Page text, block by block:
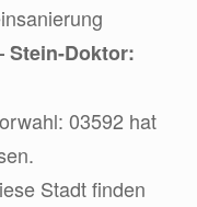
Stein-Doktor:
03592 hat
Stadt finden